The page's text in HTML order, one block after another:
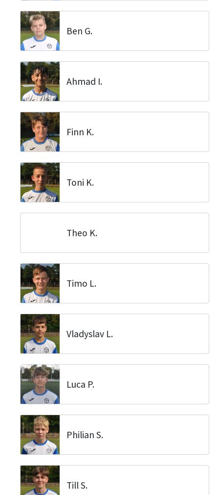
Ben G.
Ahmad I.
Finn K.
Toni K.
Theo K.
Timo L.
Vladyslav L.
Luca P.
Philian S.
Till S.